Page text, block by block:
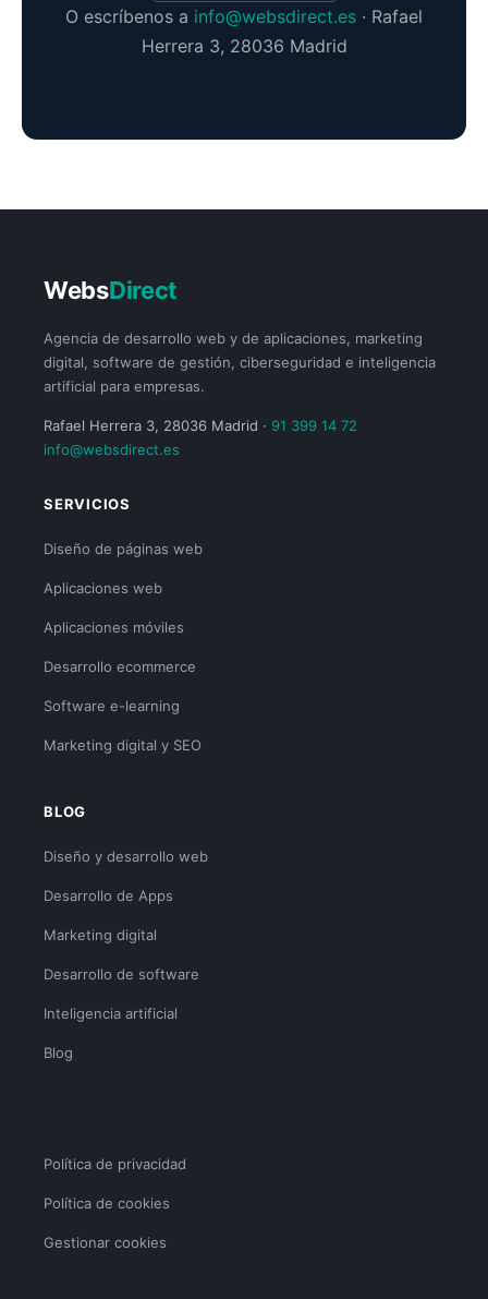
O escríbenos a info@websdirect.es · Rafael
Herrera 3, 28036 Madrid
WebsDirect
Agencia de desarrollo web y de aplicaciones, marketing
digital, software de gestión, ciberseguridad e inteligencia
artificial para empresas.
Rafael Herrera 3, 28036 Madrid · 91 399 14 72
info@websdirect.es
SERVICIOS
Diseño de páginas web
Aplicaciones web
Aplicaciones móviles
Desarrollo ecommerce
Software e-learning
Marketing digital y SEO
BLOG
Diseño y desarrollo web
Desarrollo de Apps
Marketing digital
Desarrollo de software
Inteligencia artificial
Blog
Política de privacidad
Política de cookies
Gestionar cookies